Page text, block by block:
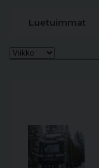
Luetuimmat